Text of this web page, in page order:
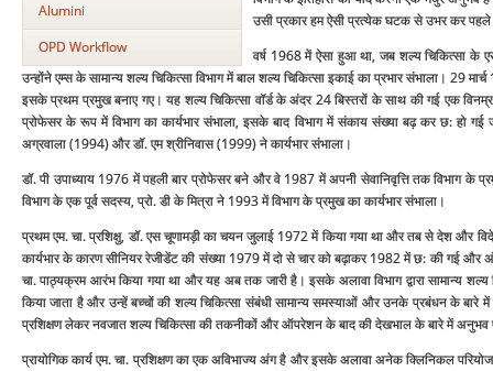
Alumini
OPD Workflow
उसी प्रकार हम ऐसी प्रत्‍येक घटक से उभर कर
वर्ष 1968 में ऐसा हुआ था, जब शल्‍य चिकित्‍सा के
उन्‍होंने एम्‍स के सामान्‍य शल्‍य चिकित्‍सा विभाग में बाल शल्‍य चिकित्‍सा इकाई का प्रभार संभाला। 29
इसके प्रथम प्रमुख बनाए गए। यह शल्‍य चिकित्‍सा वॉर्ड के अंदर 24 बिस्‍तरों के साथ की गई एक
प्रोफेसर के रूप में विभाग का कार्यभार संभाला, इसके बाद विभाग में संकाय संख्‍या बढ़ कर छ: हो
अग्रवाला (1994) और डॉ. एम श्रीनिवास (1999) ने कार्यभार संभाला।
डॉ. पी उपाध्‍याय 1976 में पहली बार प्रोफेसर बने और वे 1987 में अपनी सेवानिवृत्ति तक विभाग
विभाग के एक पूर्व सदस्‍य, प्रो. डी के मित्रा ने 1993 में विभाग के प्रमुख का कार्यभार संभाला।
प्रथम एम. चा. प्रशिक्षु, डॉ. एस चूणामड़ी का चयन जुलाई 1972 में किया गया था और तब से देश और
कार्यभार के कारण सीनियर रेजीडेंट की संख्‍या 1979 में दो से चार को बढ़ाकर 1982 में छ: की गई और
चा. पाठ्यक्रम आरंभ किया गया था और यह अब तक जारी है। इसके अलावा विभाग द्वारा सामान्‍य शल्‍य
किया जाता है और उन्‍हें बच्‍चों की शल्‍य चिकित्‍सा संबंधी सामान्‍य समस्‍याओं और उनके प्रबंधन के बारे
प्रशिक्षण लेकर नवजात शल्‍य चिकित्‍सा की तकनीकों और ऑपरेशन के बाद की देखभाल के बारे में अनुभव
प्रायोगिक कार्य एम. चा. प्रशिक्षण का एक अविभाज्‍य अंग है और इसके अलावा अनेक क्लिनिकल